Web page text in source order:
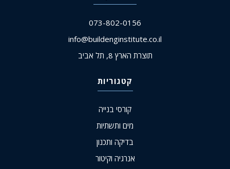
073-802-0156
info@buildenginstitute.co.il
תוצרת הארץ 8, תל אביב
קטגוריות
קורסי בנייה
מים ותשתיות
בדיקה ותכנון
אנרגיה וקיטור